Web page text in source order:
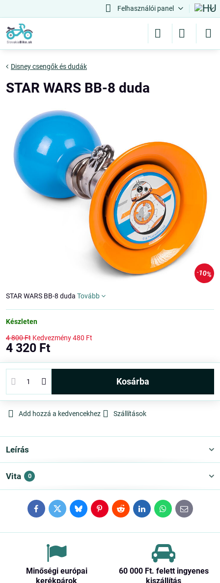
Felhasználói panel
10%
Disney csengők és dudák
STAR WARS BB-8 duda
STAR WARS BB-8 duda Tovább
Készleten
4 800 Ft Kedvezmény480 Ft
4 320 Ft
kosárba
Add hozzá a kedvencekhez Szállítások
Leírás
Vita 0
FacebookTwitterBlueskyPinterestRedditLinkedInWhatsApp
E-
mail
Minőségi európai
kerékpárok
60 000 Ft​. felett ingyenes
kiszállítás